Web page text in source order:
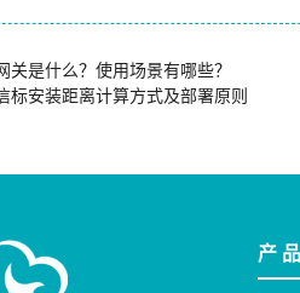
关是什么？使用场景有哪些？
标安装距离计算方式及部署原则
产 品